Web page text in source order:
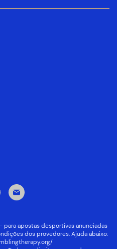
para apostas desportivas anunciadas
dos provedores. Ajuda abaixo: